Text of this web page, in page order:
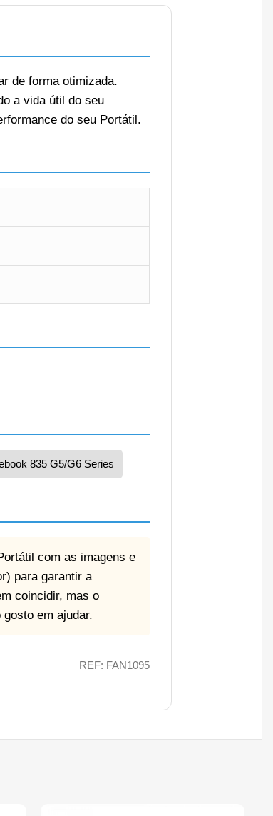
de forma otimizada.
a vida útil do seu
do seu Portátil.
835 G5/G6 Series
com as imagens e
para garantir a
coincidir, mas o
em ajudar.
REF: FAN1095